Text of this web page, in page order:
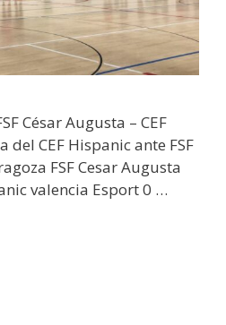
César Augusta – CEF
CEF Hispanic ante FSF
FSF Cesar Augusta
valencia Esport 0 …